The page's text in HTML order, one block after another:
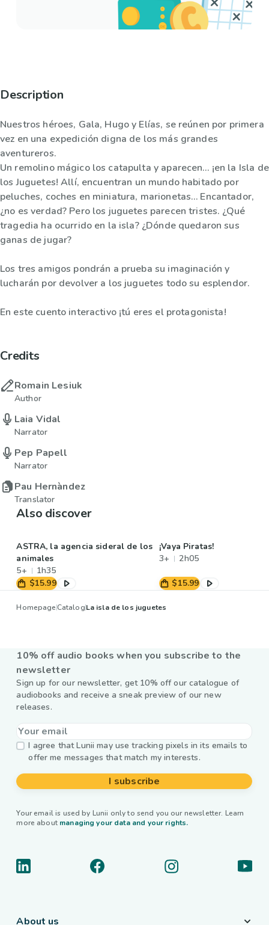
Description
Nuestros héroes, Gala, Hugo y Elías, se reúnen por primera
vez en una expedición digna de los más grandes
aventureros.
Un remolino mágico los catapulta y aparecen… ¡en la Isla de
los Juguetes! Allí, encuentran un mundo habitado por
peluches, coches en miniatura, marionetas… Encantador,
¿no es verdad? Pero los juguetes parecen tristes. ¿Qué
tragedia ha ocurrido en la isla? ¿Dónde quedaron sus
ganas de jugar?
Los tres amigos pondrán a prueba su imaginación y
lucharán por devolver a los juguetes todo su esplendor.
En este cuento interactivo ¡tú eres el protagonista!
Credits
Romain Lesiuk
Author
Laia Vidal
Narrator
Pep Papell
Narrator
Pau Hernàndez
Translator
Also discover
ASTRA, la agencia sideral de los
animales
5+
1h35
$15.99
¡Vaya Piratas!
3+
2h05
$15.99
HomepageCatalogLa isla de los juguetes
10% off audio books when you subscribe to the
newsletter
Sign up for our newsletter, get 10% off our catalogue of
audiobooks and receive a sneak preview of our new
releases.
I agree that Lunii may use tracking pixels in its emails to
offer me messages that match my interests.
I subscribe
Your email is used by Lunii only to send you our newsletter. Learn
more about managing your data and your rights.
About us